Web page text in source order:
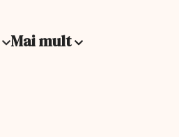
Mai mult